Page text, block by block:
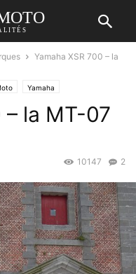
Yamaha XSR 700 – la
Yamaha
– la MT-07
2
10147